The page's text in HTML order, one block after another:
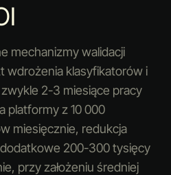
mechanizmy walidacji
wdrożenia klasyfikatorów i
2-3 miesiące pracy
platformy z 10 000
miesięcznie, redukcja
dodatkowe 200-300 tysięcy
przy założeniu średniej